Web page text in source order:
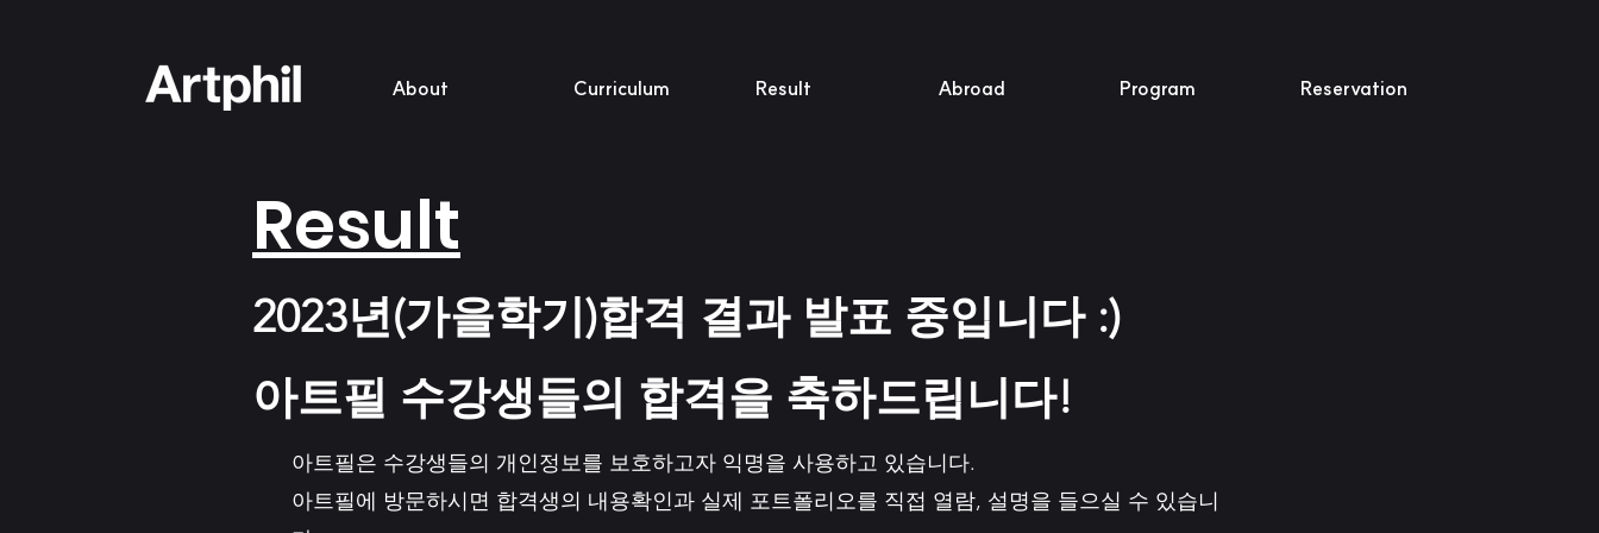
About Curriculum Result Abroad Program Reservation
Result
2023년(가을학기)합격 결과 발표 중입니다 :)
아트필 수강생들의 합격을 축하드립니다!
아트필은 수강생들의 개인정보를 보호하고자 익명을 사용하고 있습니다.
아트필에 방문하시면 합격생의 내용확인과 실제 포트폴리오를 직접 열람, 설명을 들으실 수 있습니